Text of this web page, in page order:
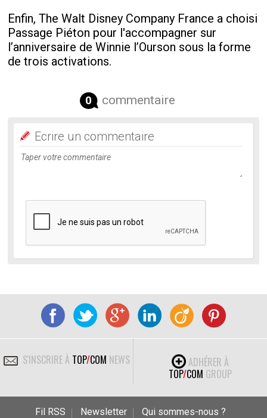
Enfin, The Walt Disney Company France a choisi
Passage Piéton pour l'accompagner sur
l’anniversaire de Winnie l’Ourson sous la forme
de trois activations.
0 commentaire
Ecrire un commentaire
S'INSCRIRE À TOP/COM NEWS
ADHÉRER À
TOP/COM GROUP
Fil RSS Newsletter
Qui sommes-nous ?